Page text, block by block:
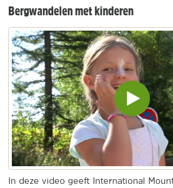
Bergwandelen met kinderen
Video
inladen
en
afspelen
In deze video geeft International